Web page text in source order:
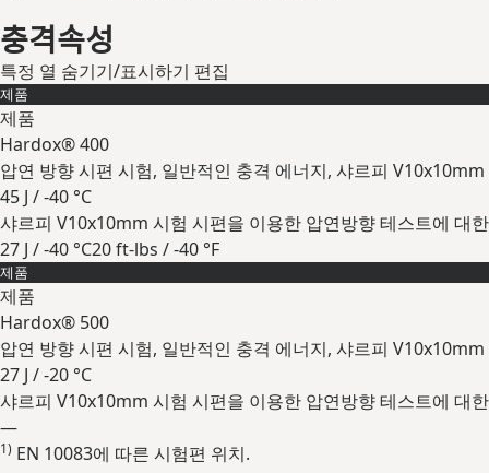
충격속성
특정 열 숨기기/표시하기 편집
제품
제품
Hardox® 400
압연 방향 시편 시험, 일반적인 충격 에너지, 샤르피
45 J / -40 °C
샤르피 V10x10mm 시험 시편을 이용한 압연방향 테스트에 대
27 J / -40 °C20 ft-lbs / -40 °F
확장
제품
제품
Hardox® 500
압연 방향 시편 시험, 일반적인 충격 에너지, 샤르피
27 J / -20 °C
샤르피 V10x10mm 시험 시편을 이용한 압연방향 테스트에 대
—
확장
1) EN 10083에 따른 시험편 위치.